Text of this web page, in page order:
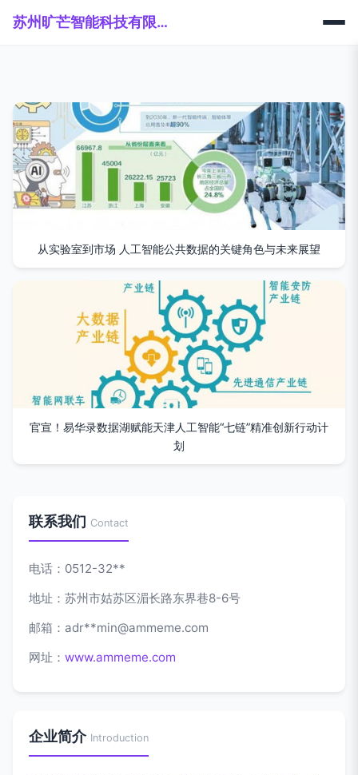
苏州旷芒智能科技有限公司
从实验室到市场 人工智能公共数据的关键角色与未来展望
官宣！易华录数据湖赋能天津人工智能“七链”精准创新行动计
划
联系我们 Contact
电话：0512-32**
地址：苏州市姑苏区湄长路东界巷8-6号
邮箱：adr**min@ammeme.com
网址： www.ammeme.com
企业简介 Introduction